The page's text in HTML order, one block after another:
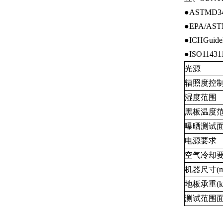
●EPA/
光源
辐照度控
湿度范围
黑板温度
曝晒测试
电源要求
空气冷却
机器尺寸
地板承重
测试范围